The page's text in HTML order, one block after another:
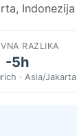
RAZLIKA
-5h
· Asia/Jakarta